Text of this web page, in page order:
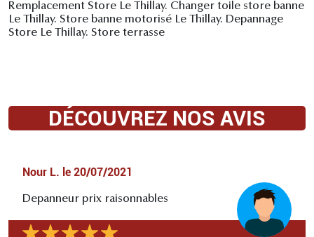
Remplacement Store Le Thillay. Changer toile store banne
Le Thillay. Store banne motorisé Le Thillay. Depannage
Store Le Thillay. Store terrasse
DÉCOUVREZ NOS AVIS
Nour L. le 20/07/2021
Depanneur prix raisonnables